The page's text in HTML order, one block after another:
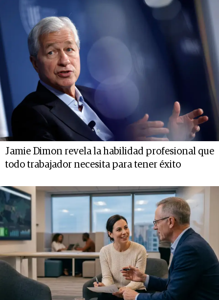
Jamie Dimon revela la habilidad profesional que
todo trabajador necesita para tener éxito